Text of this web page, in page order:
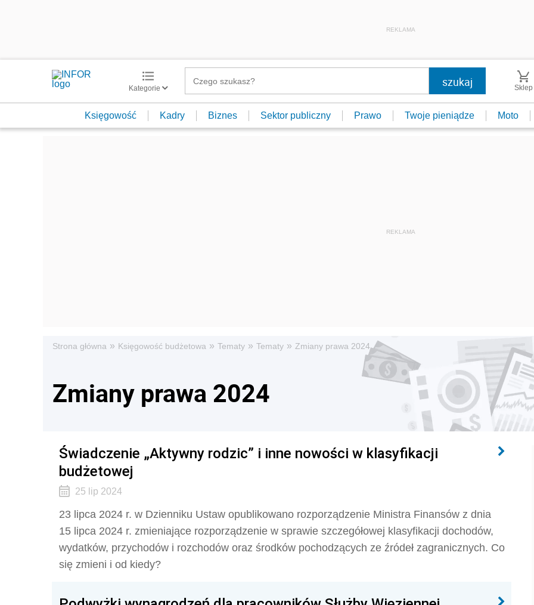
REKLAMA
Kategorie Sklep
Księgowość Kadry Biznes Sektor publiczny Prawo Twoje pieniądze Moto
Strona główna » Księgowość budżetowa » Tematy » Tematy » Zmiany prawa 2024
Zmiany prawa 2024
Świadczenie „Aktywny rodzic” i inne nowości w klasyfikacji
budżetowej
25 lip 2024
23 lipca 2024 r. w Dzienniku Ustaw opublikowano rozporządzenie Ministra Finansów z dnia
15 lipca 2024 r. zmieniające rozporządzenie w sprawie szczegółowej klasyfikacji dochodów,
wydatków, przychodów i rozchodów oraz środków pochodzących ze źródeł zagranicznych. Co
się zmieni i od kiedy?